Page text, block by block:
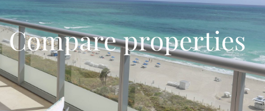
Compare properties